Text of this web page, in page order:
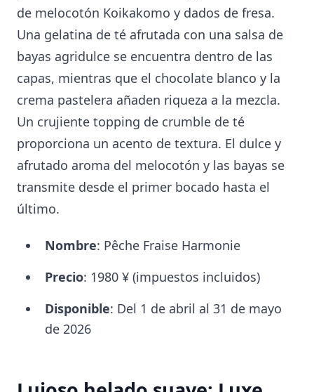
de melocotón Koikakomo y dados de fresa.
Una gelatina de té afrutada con una salsa de
bayas agridulce se encuentra dentro de las
capas, mientras que el chocolate blanco y la
crema pastelera añaden riqueza a la mezcla.
Un crujiente topping de crumble de té
proporciona un acento de textura. El dulce y
afrutado aroma del melocotón y las bayas se
transmite desde el primer bocado hasta el
último.
Nombre: Pêche Fraise Harmonie
Precio: 1980 ¥ (impuestos incluidos)
Disponible: Del 1 de abril al 31 de mayo
de 2026